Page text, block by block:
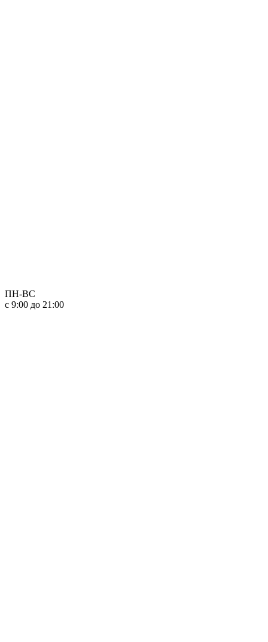
ПН-ВС
с 9:00 до 21:00